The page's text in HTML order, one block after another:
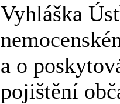
Vyhláška
a o
pojištění